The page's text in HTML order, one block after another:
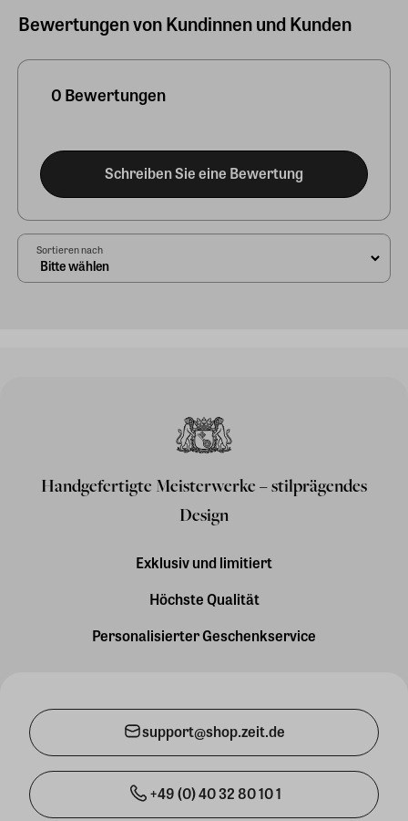
Bewertungen von Kundinnen und Kunden
0 Bewertungen
Schreiben Sie eine Bewertung
Sortieren nach
Handgefertigte Meisterwerke – stilprägendes
Design
Exklusiv und limitiert
Höchste Qualität
Personalisierter Geschenkservice
support@shop.zeit.de
+49 (0) 40 32 80 10 1